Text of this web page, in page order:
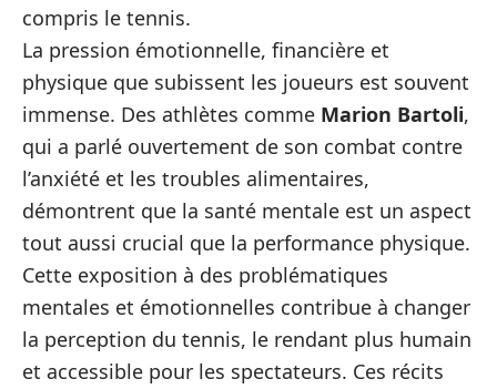
compris le tennis.
La pression émotionnelle, financière et
physique que subissent les joueurs est souvent
immense. Des athlètes comme Marion Bartoli,
qui a parlé ouvertement de son combat contre
l’anxiété et les troubles alimentaires,
démontrent que la santé mentale est un aspect
tout aussi crucial que la performance physique.
Cette exposition à des problématiques
mentales et émotionnelles contribue à changer
la perception du tennis, le rendant plus humain
et accessible pour les spectateurs. Ces récits